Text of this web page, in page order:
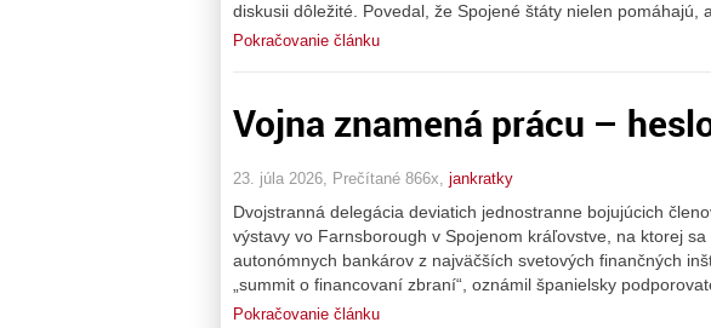
diskusii dôležité. Povedal, že Spojené štáty nielen pomáhajú,
Pokračovanie článku
Vojna znamená prácu –
23. júla 2026, Prečítané 866x, jankratky
Dvojstranná delegácia deviatich jednostranne bojujúcich
výstavy vo Farnsborough v Spojenom kráľovstve, na ktorej
autonómnych bankárov z najväčších svetových finančných
„summit o financovaní zbraní“, oznámil španielsky
Pokračovanie článku